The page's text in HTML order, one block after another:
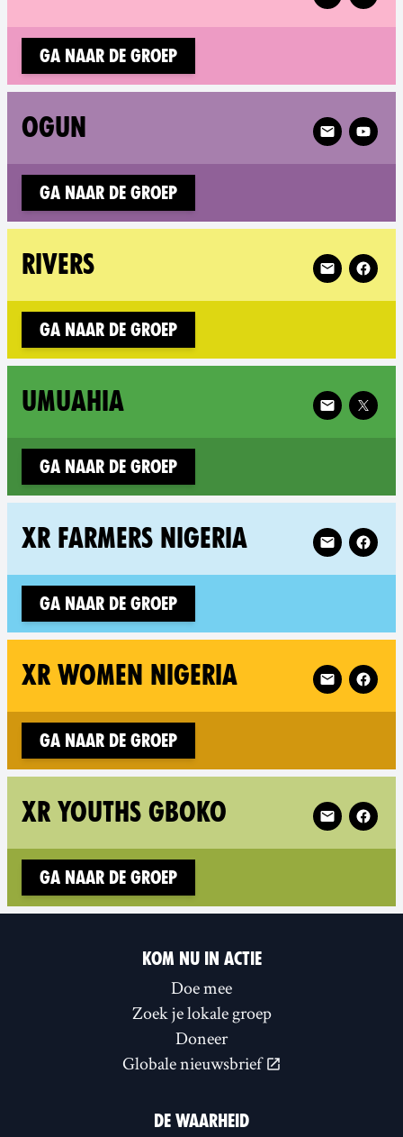
Ga naar de groep
OGUN Follow XR
Ga naar de groep
RIVERS Follow XR
Ga naar de groep
UMUAHIA Follow XR
Ga naar de groep
XR FARMERS NIGERIA Follow XR
Ga naar de groep
XR WOMEN NIGERIA Follow XR
Ga naar de groep
XR YOUTHS GBOKO Follow XR
Ga naar de groep
KOM NU IN ACTIE
Doe mee
Zoek je lokale groep
Doneer
Globale nieuwsbrief
DE WAARHEID